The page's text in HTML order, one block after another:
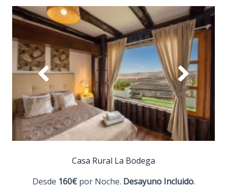
Casa Rural La Bodega
Desde 160€por Noche. Desayuno Incluido.